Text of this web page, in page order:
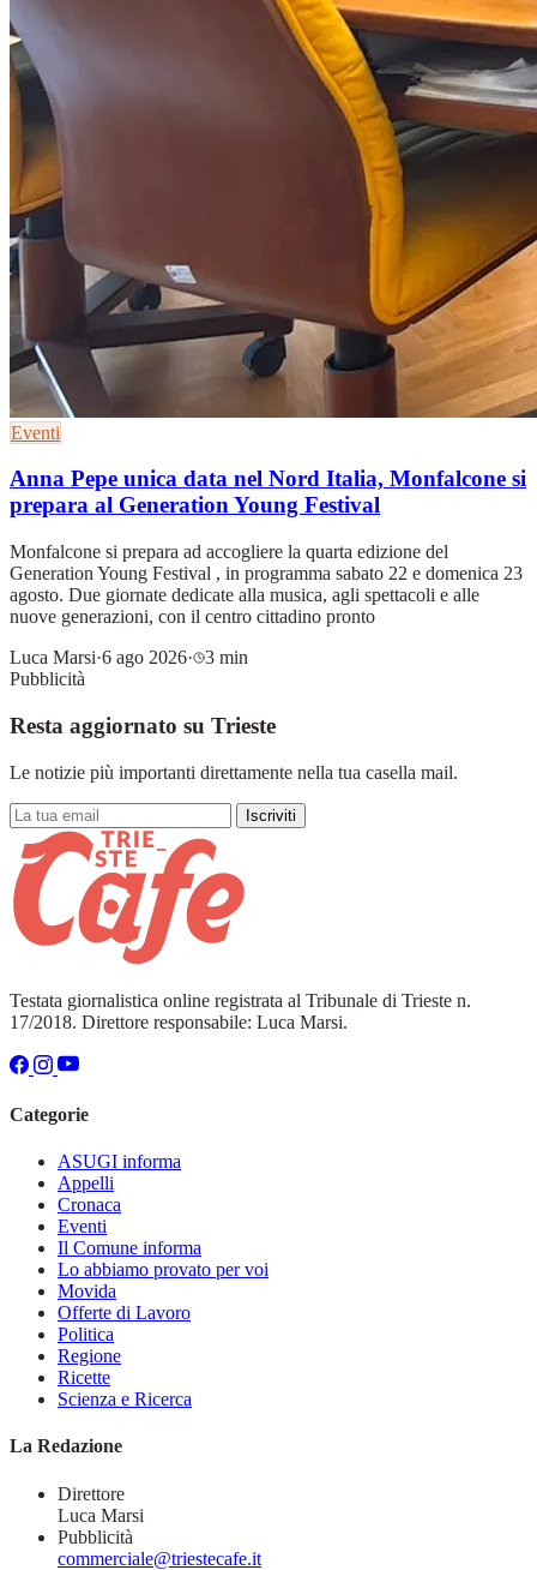
Eventi
Anna Pepe unica data nel Nord Italia, Monfalcone si
prepara al Generation Young Festival
Monfalcone si prepara ad accogliere la quarta edizione del
Generation Young Festival , in programma sabato 22 e domenica 23
agosto. Due giornate dedicate alla musica, agli spettacoli e alle
nuove generazioni, con il centro cittadino pronto
Luca Marsi·6 ago 2026·
3 min
Pubblicità
Resta aggiornato su Trieste
Le notizie più importanti direttamente nella tua casella mail.
Iscriviti
Testata giornalistica online registrata al Tribunale di Trieste n.
17/2018. Direttore responsabile: Luca Marsi.
Categorie
ASUGI informa
Appelli
Cronaca
Eventi
Il Comune informa
Lo abbiamo provato per voi
Movida
Offerte di Lavoro
Politica
Regione
Ricette
Scienza e Ricerca
La Redazione
Direttore
Luca Marsi
Pubblicità
commerciale@triestecafe.it